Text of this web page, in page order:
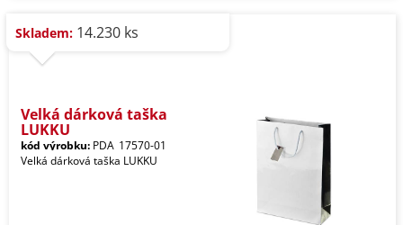
Skladem: 14.230 ks
Velká dárková taška
LUKKU
kód výrobku: PDA_17570-01
Velká dárková taška LUKKU